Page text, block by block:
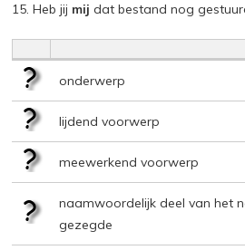
15. Heb jij mij dat bestand nog
onderwerp
lijdend voorwerp
meewerkend voorwerp
naamwoordelijk deel van het
gezegde